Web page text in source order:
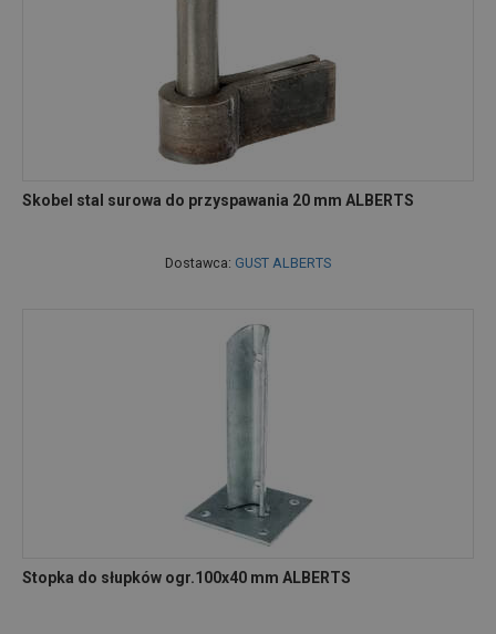
Skobel stal surowa do przyspawania 20 mm ALBERTS
Dostawca: GUST ALBERTS
Stopka do słupków ogr.100x40 mm ALBERTS